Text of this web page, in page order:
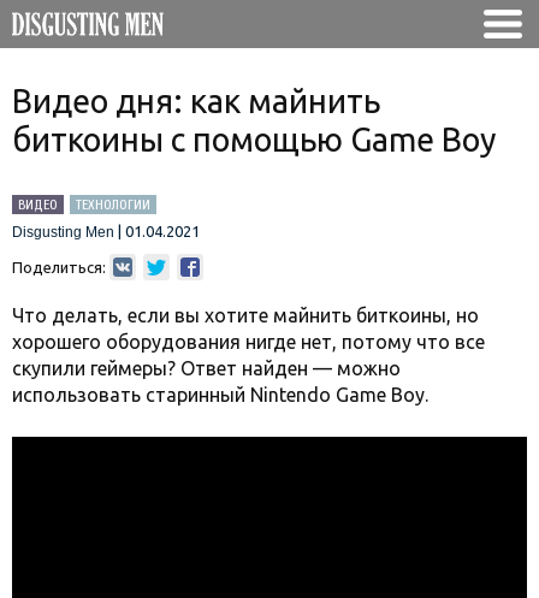
Видео дня: как майнить
биткоины с помощью Game Boy
ВИДЕО
ТЕХНОЛОГИИ
Disgusting Men
01.04.2021
Поделиться:
Что делать, если вы хотите майнить биткоины, но
хорошего оборудования нигде нет, потому что все
скупили геймеры? Ответ найден — можно
использовать старинный Nintendo Game Boy.